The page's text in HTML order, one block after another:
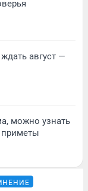
август —
можно узнать
приметы